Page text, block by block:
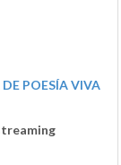
POESÍA VIVA